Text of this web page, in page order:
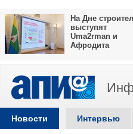
На Дне
выступят
Uma2rman и
Афродита
Новости Интервью